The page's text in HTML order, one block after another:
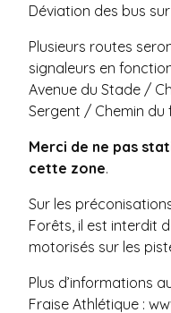
Déviation des bus
Plusieurs routes
signaleurs en
Avenue du Stade /
Sergent / Chemin du
Merci de ne pas
cette zone.
Sur les
Forêts, il est interdit
motorisés sur les
Plus d’informations
Fraise Athlétique :